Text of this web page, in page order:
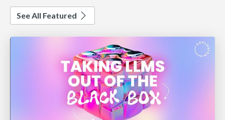
See All Featured